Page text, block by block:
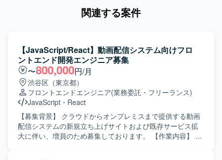
関連する案件
【JavaScript/React】動画配信システム向けフロ
ントエンド開発エンジニア募集
〜800,000円/月
渋谷区（東京都）
フロントエンドエンジニア(業務委託・フリーランス)
JavaScript ・ React
【募集背景】 クラウドからオンプレミスまで提供する動画
配信システムの新規立ち上げサイトおよび既存サービス拡
大に伴い、増員のため募集しております。 【作業内容】 動